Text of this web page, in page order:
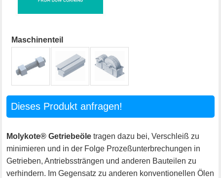
Maschinenteil
Dieses Produkt anfragen!
Molykote® Getriebeöle tragen dazu bei, Verschleiß zu
minimieren und in der Folge Prozeßunterbrechungen in
Getrieben, Antriebssträngen und anderen Bauteilen zu
verhindern. Im Gegensatz zu anderen konventionellen Ölen